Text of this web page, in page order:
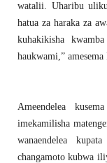
watalii. Uharibu
hatua za haraka za
kuhakikisha
haukwami,”
Ameendelea
imekamilisha
wanaendelea
changamoto kubwa